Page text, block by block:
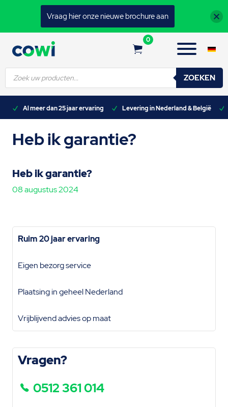
0
Producten
zoeken ZOEKEN
Al meer dan 25 jaar ervaring Levering in Nederland & België
Heb ik garantie?
Heb ik garantie?
08 augustus 2024
Ruim 20 jaar ervaring
Eigen bezorg service
Plaatsing in geheel Nederland
Vrijblijvend advies op maat
Vragen?
0512 361 014
Vraag hier onze nieuwe brochure aan